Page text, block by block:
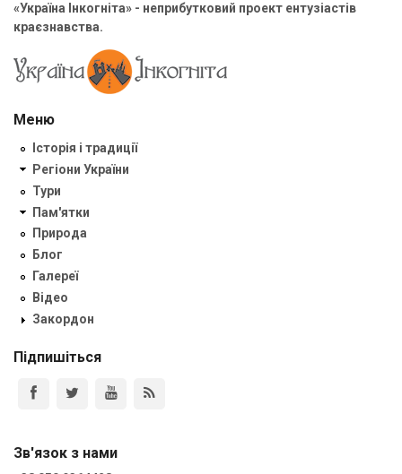
«Україна Інкогніта» - неприбутковий проект ентузіастів
краєзнавства.
Меню
Історія і традиції
Регіони України
Тури
Пам'ятки
Природа
Блог
Галереї
Відео
Закордон
Підпишіться
Зв'язок з нами